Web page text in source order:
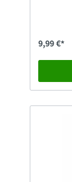
9,99 €*